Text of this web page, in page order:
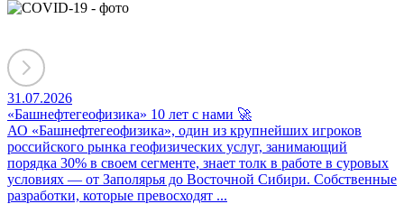
31.07.2026
«Башнефтегеофизика» 10 лет с нами 🚀
АО «Башнефтегеофизика», один из крупнейших игроков
российского рынка геофизических услуг, занимающий
порядка 30% в своем сегменте, знает толк в работе в суровых
условиях — от Заполярья до Восточной Сибири. Собственные
разработки, которые превосходят ...